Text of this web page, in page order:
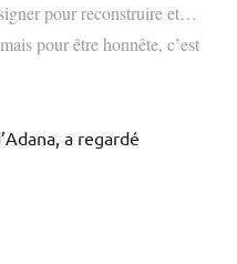
pour reconstruire et…
pour être honnête, c’est
a regardé